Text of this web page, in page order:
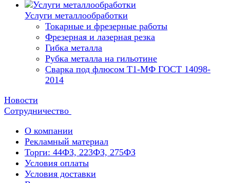
Услуги металлообработки
Токарные и фрезерные работы
Фрезерная и лазерная резка
Гибка металла
Рубка металла на гильотине
Сварка под флюсом Т1-МФ ГОСТ 14098-
2014
Новости
Сотрудничество
О компании
Рекламный материал
Торги: 44ФЗ, 223ФЗ, 275ФЗ
Условия оплаты
Условия доставки